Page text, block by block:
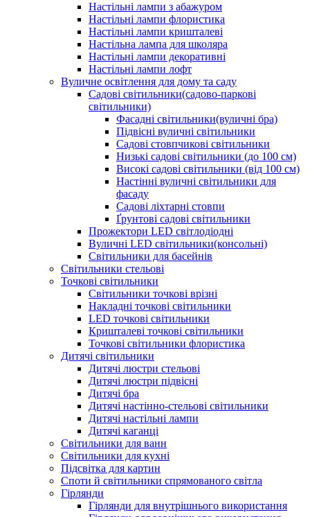
Настільні лампи з абажуром
Настільні лампи флористика
Настільні лампи кришталеві
Настільна лампа для школяра
Настільні лампи декоративні
Настільні лампи лофт
Вуличне освітлення для дому та саду
Садові світильники(садово-паркові
світильники)
Фасадні світильники(вуличні бра)
Підвісні вуличні світильники
Садові стовпчикові світильники
Низькі садові світильники (до 100 см)
Високі садові світильники (від 100 см)
Настінні вуличні світильники для
фасаду
Садові ліхтарні стовпи
Ґрунтові садові світильники
Прожектори LED світлодіодні
Вуличні LED світильники(консольні)
Світильники для басейнів
Світильники стельові
Точкові світильники
Світильники точкові врізні
Накладні точкові світильники
LED точкові світильники
Кришталеві точкові світильники
Точкові світильники флористика
Дитячі світильники
Дитячі люстри стельові
Дитячі люстри підвісні
Дитячі бра
Дитячі настінно-стельові світильники
Дитячі настільні лампи
Дитячі каганці
Світильники для ванн
Світильники для кухні
Підсвітка для картин
Споти й світильники спрямованого світла
Гірлянди
Гірлянди для внутрішнього використання